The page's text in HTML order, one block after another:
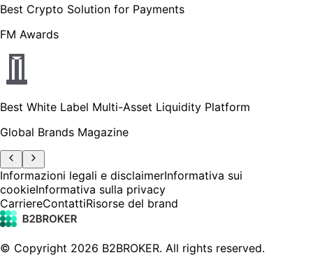
Best Crypto Solution for Payments
FM Awards
Best White Label Multi-Asset Liquidity Platform
Global Brands Magazine
Informazioni legali e disclaimerInformativa sui
cookieInformativa sulla privacy
CarriereContattiRisorse del brand
© Copyright 2026 B2BROKER. All rights reserved.